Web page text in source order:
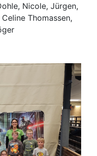
Nicole, Jürgen,
Thomassen,